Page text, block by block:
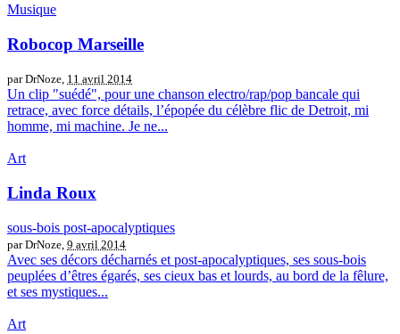
Musique
Robocop Marseille
par DrNoze, 11 avril 2014
Un clip "suédé", pour une chanson electro/rap/pop bancale qui
retrace, avec force détails, l’épopée du célèbre flic de Detroit, mi
homme, mi machine. Je ne...
Art
Linda Roux
sous-bois post-apocalyptiques
par DrNoze, 9 avril 2014
Avec ses décors décharnés et post-apocalyptiques, ses sous-bois
peuplées d’êtres égarés, ses cieux bas et lourds, au bord de la fêlure,
et ses mystiques...
Art